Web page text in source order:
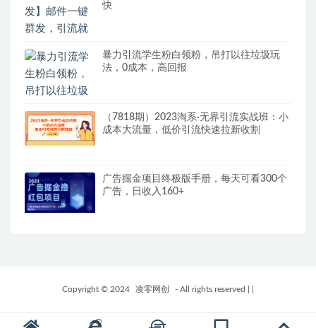
快
暴力引流学生粉白领粉，吊打以往垃圾玩
法，0成本，高回报
（7818期）2023淘系·无界引流实战班：小
成本大流量，低价引流快速拉新收割
广告掘金项目终极版手册，每天可看300个
广告，日收入160+
Copyright © 2024 凌零网创 - All rights reserved